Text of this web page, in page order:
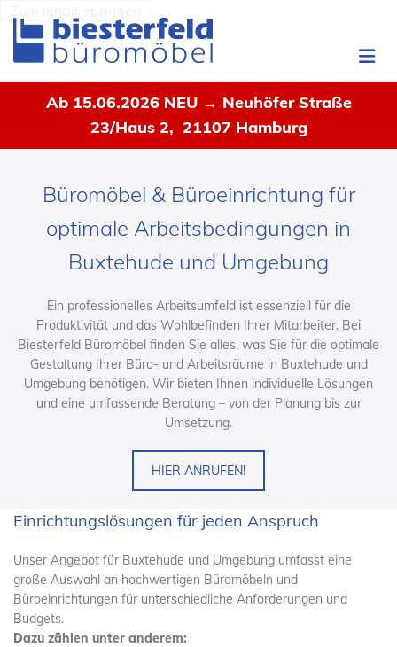
Ab 15.06.2026 NEU → Neuhöfer Straße
23/Haus 2, 21107 Hamburg
Büromöbel & Büroeinrichtung für
optimale Arbeitsbedingungen in
Buxtehude und Umgebung
Ein professionelles Arbeitsumfeld ist essenziell für die
Produktivität und das Wohlbefinden Ihrer Mitarbeiter. Bei
Biesterfeld Büromöbel finden Sie alles, was Sie für die optimale
Gestaltung Ihrer Büro- und Arbeitsräume in Buxtehude und
Umgebung benötigen. Wir bieten Ihnen individuelle Lösungen
und eine umfassende Beratung – von der Planung bis zur
Umsetzung.
HIER ANRUFEN!
Einrichtungslösungen für jeden Anspruch
Unser Angebot für Buxtehude und Umgebung umfasst eine
große Auswahl an hochwertigen Büromöbeln und
Büroeinrichtungen für unterschiedliche Anforderungen und
Budgets.
Dazu zählen unter anderem: